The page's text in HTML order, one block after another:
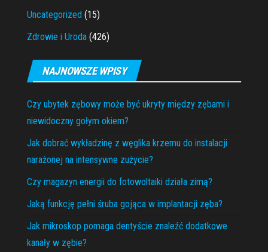
Uncategorized (15)
Zdrowie i Uroda (426)
NAJNOWSZE WPISY
Czy ubytek zębowy może być ukryty między zębami i
niewidoczny gołym okiem?
Jak dobrać wykładzinę z węglika krzemu do instalacji
narażonej na intensywne zużycie?
Czy magazyn energii do fotowoltaiki działa zimą?
Jaką funkcję pełni śruba gojąca w implantacji zęba?
Jak mikroskop pomaga dentyście znaleźć dodatkowe
kanały w zębie?